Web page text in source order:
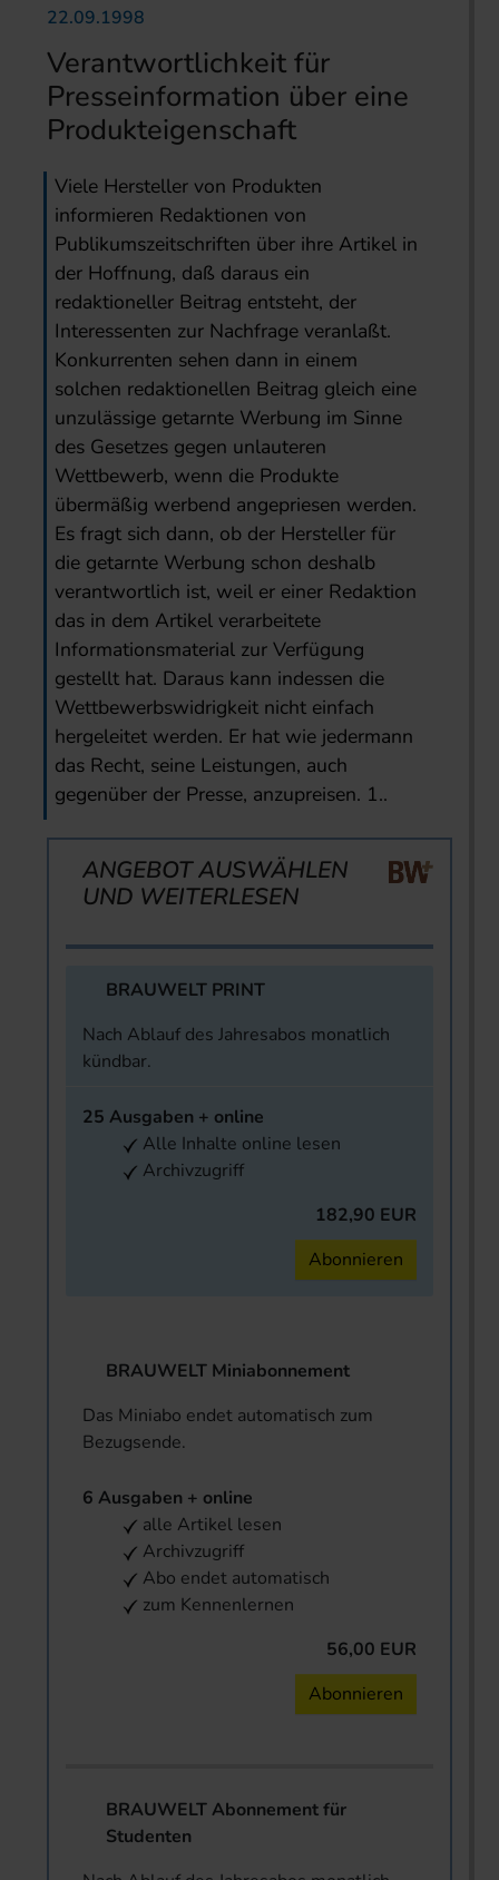
22.09.1998
Verantwortlichkeit für
Presseinformation über eine
Produkteigenschaft
Viele Hersteller von Produkten
informieren Redaktionen von
Publikumszeitschriften über ihre Artikel in
der Hoffnung, daß daraus ein
redaktioneller Beitrag entsteht, der
Interessenten zur Nachfrage veranlaßt.
Konkurrenten sehen dann in einem
solchen redaktionellen Beitrag gleich eine
unzulässige getarnte Werbung im Sinne
des Gesetzes gegen unlauteren
Wettbewerb, wenn die Produkte
übermäßig werbend angepriesen werden.
Es fragt sich dann, ob der Hersteller für
die getarnte Werbung schon deshalb
verantwortlich ist, weil er einer Redaktion
das in dem Artikel verarbeitete
Informationsmaterial zur Verfügung
gestellt hat. Daraus kann indessen die
Wettbewerbswidrigkeit nicht einfach
hergeleitet werden. Er hat wie jedermann
das Recht, seine Leistungen, auch
gegenüber der Presse, anzupreisen. 1..
ANGEBOT AUSWÄHLEN
UND WEITERLESEN
BRAUWELT PRINT
Nach Ablauf des Jahresabos monatlich
kündbar.
25 Ausgaben + online
Alle Inhalte online lesen
Archivzugriff
182,90 EUR
Abonnieren
BRAUWELT Miniabonnement
Das Miniabo endet automatisch zum
Bezugsende.
6 Ausgaben + online
alle Artikel lesen
Archivzugriff
Abo endet automatisch
zum Kennenlernen
56,00 EUR
Abonnieren
BRAUWELT Abonnement für
Studenten